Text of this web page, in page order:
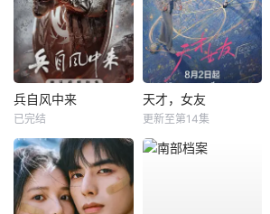
兵自风中来
已完结
天才，女友
更新至第14集